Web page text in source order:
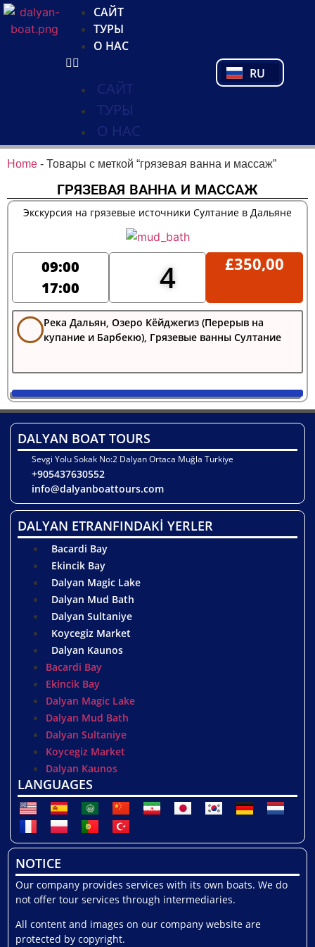
САЙТ
ТУРЫ
О НАС
САЙТ
ТУРЫ
О НАС
RU
PT
TR
Home - Товары с меткой “грязевая ванна и массаж”
ГРЯЗЕВАЯ ВАННА И МАССАЖ
Экскурсия на грязевые источники Султание в Дальяне
09:00
17:00
4 £350,00
Река Дальян, Озеро Кёйджегиз (Перерыв на
купание и Барбекю), Грязевые ванны Султание
DALYAN BOAT TOURS
Sevgi Yolu Sokak No:2 Dalyan Ortaca Muğla Turkiye
+905437630552
info@dalyanboattours.com
DALYAN ETRANFINDAKİ YERLER
Bacardi Bay
Ekincik Bay
Dalyan Magic Lake
Dalyan Mud Bath
Dalyan Sultaniye
Koycegiz Market
Dalyan Kaunos
Bacardi Bay
Ekincik Bay
Dalyan Magic Lake
Dalyan Mud Bath
Dalyan Sultaniye
Koycegiz Market
Dalyan Kaunos
LANGUAGES
NOTICE
Our company provides services with its own boats. We do
not offer tour services through intermediaries.
All content and images on our company website are
protected by copyright.